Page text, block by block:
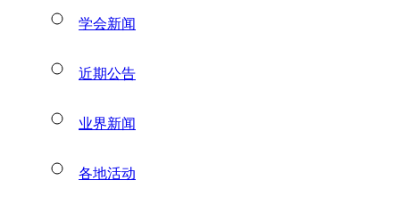
学会新闻
近期公告
业界新闻
各地活动